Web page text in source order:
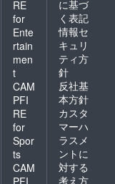
RE
for
Ente
rtain
men
t
CAM
PFI
RE
for
Spor
ts
CAM
PFI
に基づ
く表記
情報セ
キュリ
ティ方
針
反社基
本方針
カスタ
マーハ
ラスメ
ントに
対する
考え方